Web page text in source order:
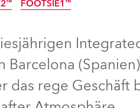
IP65
FOOTSIE1™
Barcelona
das rege Geschäft